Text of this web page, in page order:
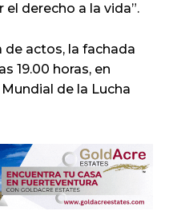
derecho a la vida”.
actos, la fachada
19.00 horas, en
de la Lucha